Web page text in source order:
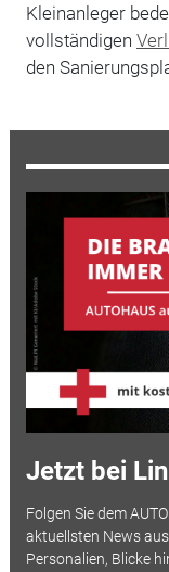
Kleinanleger
vollständigen
den
Jetzt bei
Folgen Sie dem
aktuellsten News
Personalien, Blicke